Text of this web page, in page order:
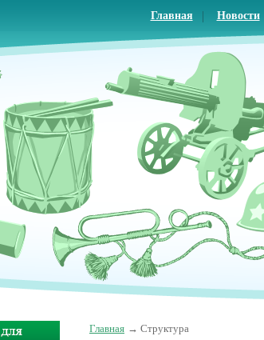
Главная Новости
Главная Структура